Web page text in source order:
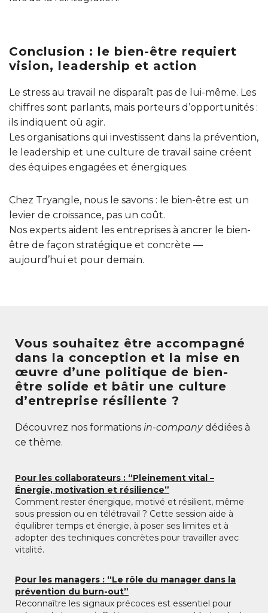
Conclusion : le bien-être requiert
vision, leadership et action
Le stress au travail ne disparaît pas de lui-même. Les
chiffres sont parlants, mais porteurs d’opportunités :
ils indiquent où agir.
Les organisations qui investissent dans la prévention,
le leadership et une culture de travail saine créent
des équipes engagées et énergiques.
Chez Tryangle, nous le savons : le bien-être est un
levier de croissance, pas un coût.
Nos experts aident les entreprises à ancrer le bien-
être de façon stratégique et concrète —
aujourd’hui et pour demain.
Vous souhaitez être accompagné
dans la conception et la mise en
œuvre d’une politique de bien-
être solide et bâtir une culture
d’entreprise résiliente ?
Découvrez nos formations in-companydédiées à
ce thème.
Pour les collaborateurs : “Pleinement vital –
Énergie, motivation et résilience”
Comment rester énergique, motivé et résilient, même
sous pression ou en télétravail ? Cette session aide à
équilibrer temps et énergie, à poser ses limites et à
adopter des techniques concrètes pour travailler avec
vitalité.
Pour les managers : “Le rôle du manager dans la
prévention du burn-out”
Reconnaître les signaux précoces est essentiel pour